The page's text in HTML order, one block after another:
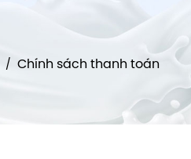
Chính sách thanh toán